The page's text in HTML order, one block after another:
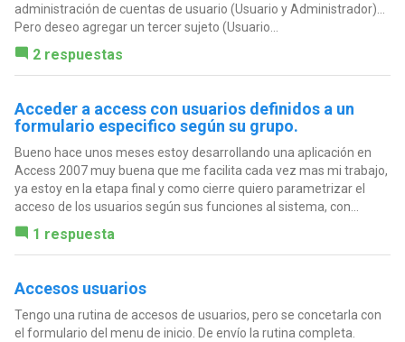
administración de cuentas de usuario (Usuario y Administrador)...
Pero deseo agregar un tercer sujeto (Usuario...
2 respuestas
Acceder a access con usuarios definidos a un
formulario especifico según su grupo.
Bueno hace unos meses estoy desarrollando una aplicación en
Access 2007 muy buena que me facilita cada vez mas mi trabajo,
ya estoy en la etapa final y como cierre quiero parametrizar el
acceso de los usuarios según sus funciones al sistema, con...
1 respuesta
Accesos usuarios
Tengo una rutina de accesos de usuarios, pero se concetarla con
el formulario del menu de inicio. De envío la rutina completa.